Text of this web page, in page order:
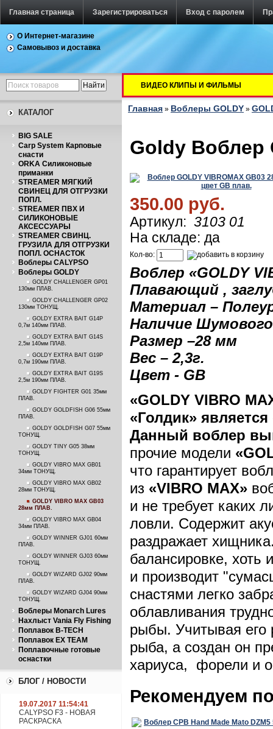
Главная страница Зарегистрироваться Вход с паролем
О Интернет-магазине
Самовывоз и доставка
КАТАЛОГ
BIG SALE
Carp System Карповые
снасти
ORKA Силиконовые
приманки
STREAMER МЯГКИЙ
СВИНЕЦ ДЛЯ ОТГРУЗКИ
ПОПЛ.
STREAMER ПВХ И
СИЛИКОНОВЫЕ
АКСЕССУАРЫ
STREAMER СВИНЦ.
ГРУЗИЛА ДЛЯ ОТГРУЗКИ
ПОПЛ. ОСНАСТОК
Воблеры CALYPSO
Воблеры GOLDY
GOLDY CHALLENGER GP01
130мм ПЛАВ.
GOLDY CHALLENGER GP02
130мм ТОНУЩ.
GOLDY EXTRA BAIT G14P
0,7м 140мм ПЛАВ.
GOLDY EXTRA BAIT G14S
2,5м 140мм ПЛАВ.
GOLDY EXTRA BAIT G19P
0,7м 190мм ПЛАВ.
GOLDY EXTRA BAIT G19S
2,5м 190мм ПЛАВ.
GOLDY FIGHTER G01 35мм
ПЛАВ.
GOLDY GOLDFISH G06 55мм
ПЛАВ.
GOLDY GOLDFISH G07 55мм
ТОНУЩ.
GOLDY TINY G05 38мм
ТОНУЩ.
GOLDY VIBRO MAX GB01
34мм ТОНУЩ.
GOLDY VIBRO MAX GB02
28мм ТОНУЩ.
GOLDY VIBRO MAX GB03
28мм ПЛАВ.
GOLDY VIBRO MAX GB04
34мм ПЛАВ.
GOLDY WINNER GJ01 60мм
ПЛАВ.
GOLDY WINNER GJ03 60мм
ТОНУЩ.
GOLDY WIZARD GJ02 90мм
ПЛАВ.
GOLDY WIZARD GJ04 90мм
ТОНУЩ.
Воблеры Monarch Lures
Нахлыст Vania Fly Fishing
Поплавок B-TECH
Поплавок EX TEAM
Поплавочные готовые
оснастки
БЛОГ / НОВОСТИ
19.07.2017 11:54:41
CALYPSO F3 - НОВАЯ
РАСКРАСКА
ВИДЕО КЛИПЫ И ФИЛЬМЫ
Главная » Воблеры GOLDY »
Goldy Воблер
350.00 руб.
Артикул: 3103 01
На складе: да
Кол-во:
Воблер «GOLDY
Плавающий ,
Материал –
Наличие
Размер –28 мм
Вес – 2,3г.
Цвет - GB
«GOLDY VIBRO
«Голдик»
Данный воблер
прочие модели
что гарантирует
из «VIBRO MAX»
и не требует каких
ловли. Содержит
раздражает
балансировке, хоть
и производит
снастями легко
облавливания
рыбы. Учитывая его
рыба, а создан он
хариуса, форели и
Рекомендуем
Воблер CPB Hand Made Mato